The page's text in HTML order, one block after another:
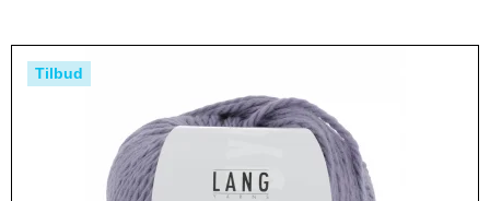
Tilbud